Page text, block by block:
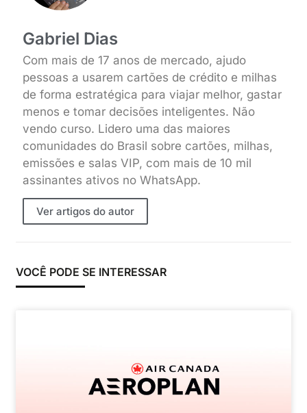
Gabriel Dias
Com mais de 17 anos de mercado, ajudo
pessoas a usarem cartões de crédito e milhas
de forma estratégica para viajar melhor, gastar
menos e tomar decisões inteligentes. Não
vendo curso. Lidero uma das maiores
comunidades do Brasil sobre cartões, milhas,
emissões e salas VIP, com mais de 10 mil
assinantes ativos no WhatsApp.
Ver artigos do autor
VOCÊ PODE SE INTERESSAR